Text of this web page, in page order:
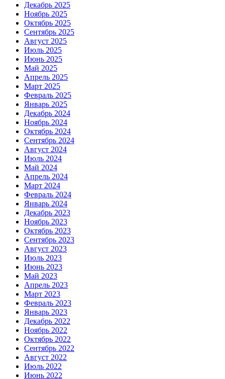
Декабрь 2025
Ноябрь 2025
Октябрь 2025
Сентябрь 2025
Август 2025
Июль 2025
Июнь 2025
Май 2025
Апрель 2025
Март 2025
Февраль 2025
Январь 2025
Декабрь 2024
Ноябрь 2024
Октябрь 2024
Сентябрь 2024
Август 2024
Июль 2024
Май 2024
Апрель 2024
Март 2024
Февраль 2024
Январь 2024
Декабрь 2023
Ноябрь 2023
Октябрь 2023
Сентябрь 2023
Август 2023
Июль 2023
Июнь 2023
Май 2023
Апрель 2023
Март 2023
Февраль 2023
Январь 2023
Декабрь 2022
Ноябрь 2022
Октябрь 2022
Сентябрь 2022
Август 2022
Июль 2022
Июнь 2022